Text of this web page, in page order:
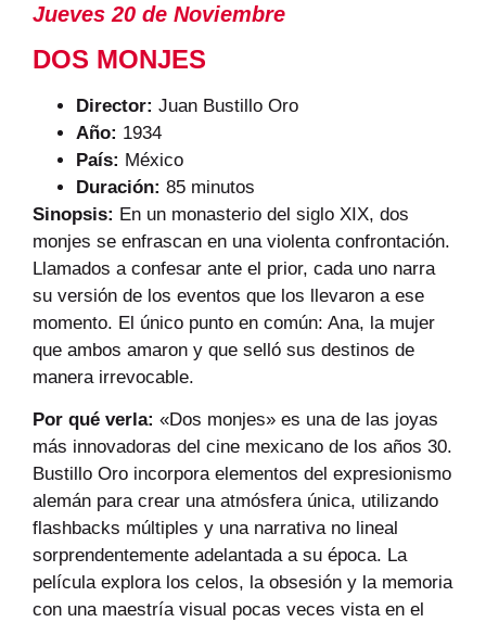
Jueves 20 de Noviembre
DOS MONJES
Director: Juan Bustillo Oro
Año: 1934
País: México
Duración: 85 minutos
Sinopsis: En un monasterio del siglo XIX, dos
monjes se enfrascan en una violenta confrontación.
Llamados a confesar ante el prior, cada uno narra
su versión de los eventos que los llevaron a ese
momento. El único punto en común: Ana, la mujer
que ambos amaron y que selló sus destinos de
manera irrevocable.
Por qué verla: «Dos monjes» es una de las joyas
más innovadoras del cine mexicano de los años 30.
Bustillo Oro incorpora elementos del expresionismo
alemán para crear una atmósfera única, utilizando
flashbacks múltiples y una narrativa no lineal
sorprendentemente adelantada a su época. La
película explora los celos, la obsesión y la memoria
con una maestría visual pocas veces vista en el